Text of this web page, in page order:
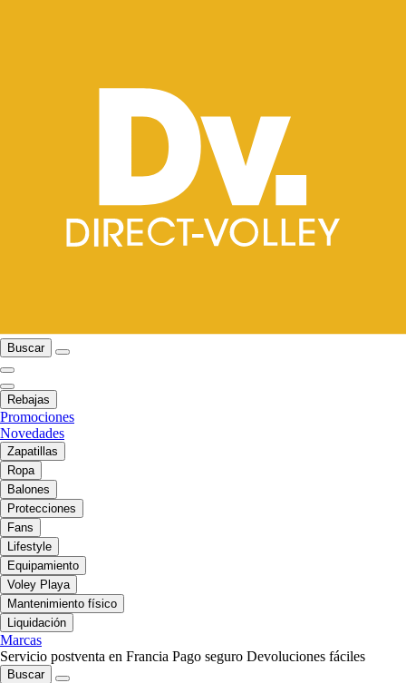
Buscar
Rebajas
Promociones
Novedades
Zapatillas
Ropa
Balones
Protecciones
Fans
Lifestyle
Equipamiento
Voley Playa
Mantenimiento físico
Liquidación
Marcas
Servicio postventa en Francia Pago seguro Devoluciones fáciles
Buscar